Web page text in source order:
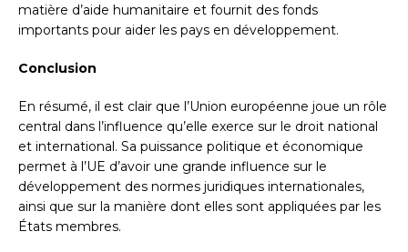
matière d’aide humanitaire et fournit des fonds
importants pour aider les pays en développement.
Conclusion
En résumé, il est clair que l’Union européenne joue un rôle
central dans l’influence qu’elle exerce sur le droit national
et international. Sa puissance politique et économique
permet à l’UE d’avoir une grande influence sur le
développement des normes juridiques internationales,
ainsi que sur la manière dont elles sont appliquées par les
États membres.